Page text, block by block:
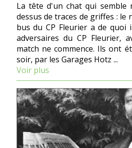
La tête d'un chat qui semble
dessus de traces de griffes : le
bus du CP Fleurier a de quoi
adversaires du CP Fleurier,
match ne commence. Ils ont
soir, par les Garages Hotz ...
Voir plus